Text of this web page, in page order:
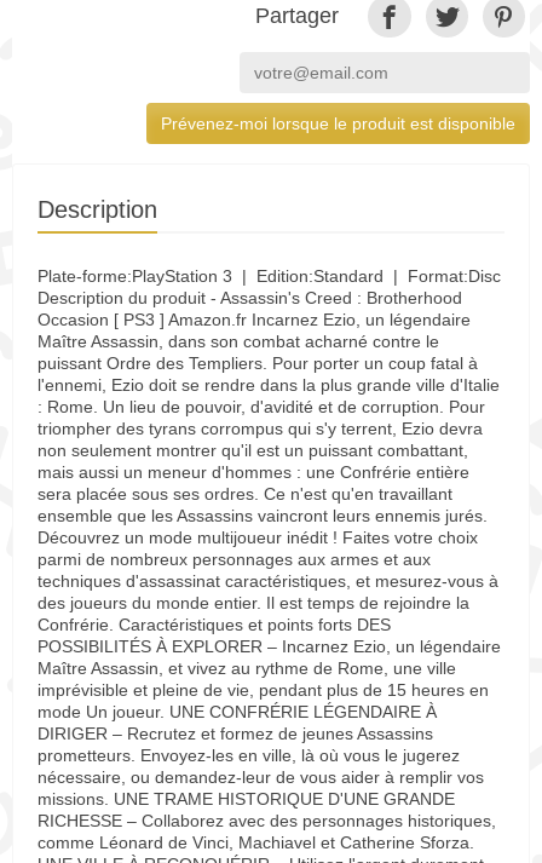
Partager
Prévenez-moi lorsque le produit est disponible
Description
Plate-forme:PlayStation 3 | Edition:Standard | Format:Disc
Description du produit - Assassin's Creed : Brotherhood
Occasion [ PS3 ] Amazon.fr Incarnez Ezio, un légendaire
Maître Assassin, dans son combat acharné contre le
puissant Ordre des Templiers. Pour porter un coup fatal à
l'ennemi, Ezio doit se rendre dans la plus grande ville d'Italie
: Rome. Un lieu de pouvoir, d'avidité et de corruption. Pour
triompher des tyrans corrompus qui s'y terrent, Ezio devra
non seulement montrer qu'il est un puissant combattant,
mais aussi un meneur d'hommes : une Confrérie entière
sera placée sous ses ordres. Ce n'est qu'en travaillant
ensemble que les Assassins vaincront leurs ennemis jurés.
Découvrez un mode multijoueur inédit ! Faites votre choix
parmi de nombreux personnages aux armes et aux
techniques d'assassinat caractéristiques, et mesurez-vous à
des joueurs du monde entier. Il est temps de rejoindre la
Confrérie. Caractéristiques et points forts DES
POSSIBILITÉS À EXPLORER – Incarnez Ezio, un légendaire
Maître Assassin, et vivez au rythme de Rome, une ville
imprévisible et pleine de vie, pendant plus de 15 heures en
mode Un joueur. UNE CONFRÉRIE LÉGENDAIRE À
DIRIGER – Recrutez et formez de jeunes Assassins
prometteurs. Envoyez-les en ville, là où vous le jugerez
nécessaire, ou demandez-leur de vous aider à remplir vos
missions. UNE TRAME HISTORIQUE D'UNE GRANDE
RICHESSE – Collaborez avec des personnages historiques,
comme Léonard de Vinci, Machiavel et Catherine Sforza.